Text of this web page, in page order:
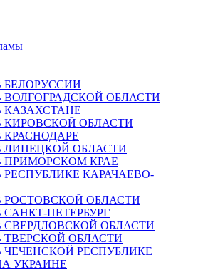
БЕЛОРУССИИ
ВОЛГОГРАДСКОЙ ОБЛАСТИ
КАЗАХСТАНЕ
КИРОВСКОЙ ОБЛАСТИ
КРАСНОДАРЕ
ЛИПЕЦКОЙ ОБЛАСТИ
ПРИМОРСКОМ КРАЕ
РЕСПУБЛИКЕ КАРАЧАЕВО-
РОСТОВСКОЙ ОБЛАСТИ
САНКТ-ПЕТЕРБУРГ
СВЕРДЛОВСКОЙ ОБЛАСТИ
ТВЕРСКОЙ ОБЛАСТИ
ЧЕЧЕНСКОЙ РЕСПУБЛИКЕ
УКРАИНЕ